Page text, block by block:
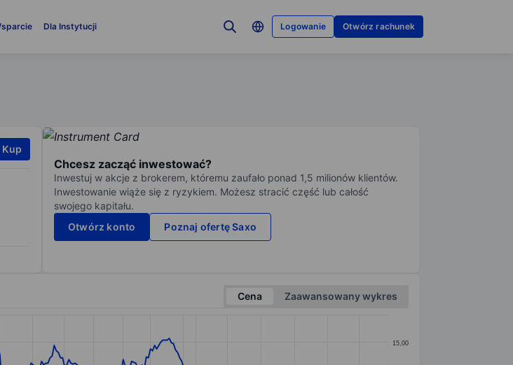
Dla Instytucji Logowanie Otwórz rachunek
Kup
Chcesz zacząć inwestować?
Inwestuj w akcje z brokerem, któremu zaufało ponad 1,5 milionów klientów.
Inwestowanie wiąże się z ryzykiem. Możesz stracić część lub całość
swojego kapitału.
Otwórz konto
Poznaj ofertę Saxo
Cena
Zaawansowany wykres
15,00